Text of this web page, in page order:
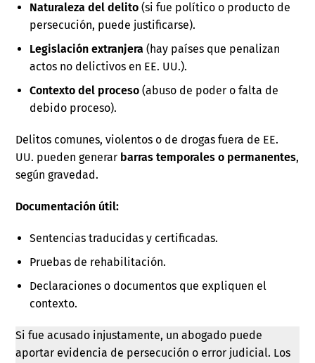
Naturaleza del delito (si fue político o producto de
persecución, puede justificarse).
Legislación extranjera (hay países que penalizan
actos no delictivos en EE. UU.).
Contexto del proceso (abuso de poder o falta de
debido proceso).
Delitos comunes, violentos o de drogas fuera de EE.
UU. pueden generar barras temporales o permanentes,
según gravedad.
Documentación útil:
Sentencias traducidas y certificadas.
Pruebas de rehabilitación.
Declaraciones o documentos que expliquen el
contexto.
Si fue acusado injustamente, un abogado puede
aportar evidencia de persecución o error judicial. Los